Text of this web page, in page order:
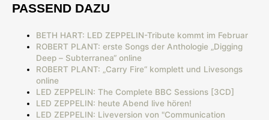
PASSEND DAZU
BETH HART: LED ZEPPELIN-Tribute kommt im Februar
ROBERT PLANT: erste Songs der Anthologie „Digging
Deep – Subterranea“ online
ROBERT PLANT: „Carry Fire“ komplett und Livesongs
online
LED ZEPPELIN: The Complete BBC Sessions [3CD]
LED ZEPPELIN: heute Abend live hören!
LED ZEPPELIN: Liveversion von "Communication